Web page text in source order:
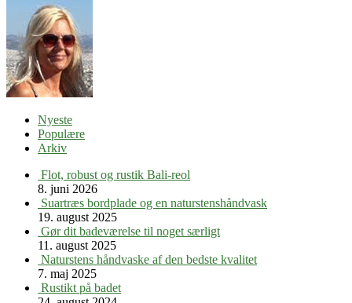
Nyeste
Populære
Arkiv
Flot, robust og rustik Bali-reol
8. juni 2026
Suartræs bordplade og en naturstenshåndvask
19. august 2025
Gør dit badeværelse til noget særligt
11. august 2025
Naturstens håndvaske af den bedste kvalitet
7. maj 2025
Rustikt på badet